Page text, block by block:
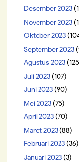
Desember 2023
November 2023
Oktober 2023
September 2023
Agustus 2023
Juli 2023(107)
Juni 2023(90)
Mei 2023(75)
April 2023(70)
Maret 2023(88)
Februari 2023(36)
Januari 2023(3)